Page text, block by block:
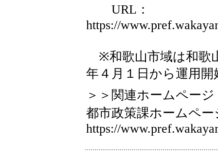
URL：
https://
※和歌山市域は和歌
年４月１日から運用開
＞＞関連ホームページ
都市政策課ホームペ
https://